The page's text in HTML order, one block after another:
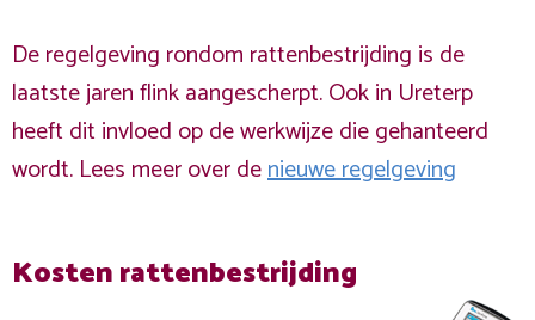
De regelgeving rondom rattenbestrijding is de
laatste jaren flink aangescherpt. Ook in Ureterp
heeft dit invloed op de werkwijze die gehanteerd
wordt. Lees meer over denieuwe regelgeving
Kosten rattenbestrijding